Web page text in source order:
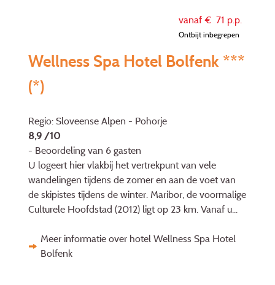
vanaf € 71 p.p.
Ontbijt inbegrepen
Wellness Spa Hotel Bolfenk ***
(*)
Regio: Sloveense Alpen - Pohorje
8,9 /10
- Beoordeling van 6 gasten
U logeert hier vlakbij het vertrekpunt van vele
wandelingen tijdens de zomer en aan de voet van
de skipistes tijdens de winter. Maribor, de voormalige
Culturele Hoofdstad (2012) ligt op 23 km. Vanaf u...
Meer informatie over hotel Wellness Spa Hotel
Bolfenk